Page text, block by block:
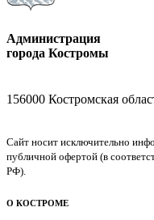
Администрация
города Костромы
156000 Костромская
Сайт носит исключительно
публичной офертой (в
РФ).
О КОСТРОМЕ